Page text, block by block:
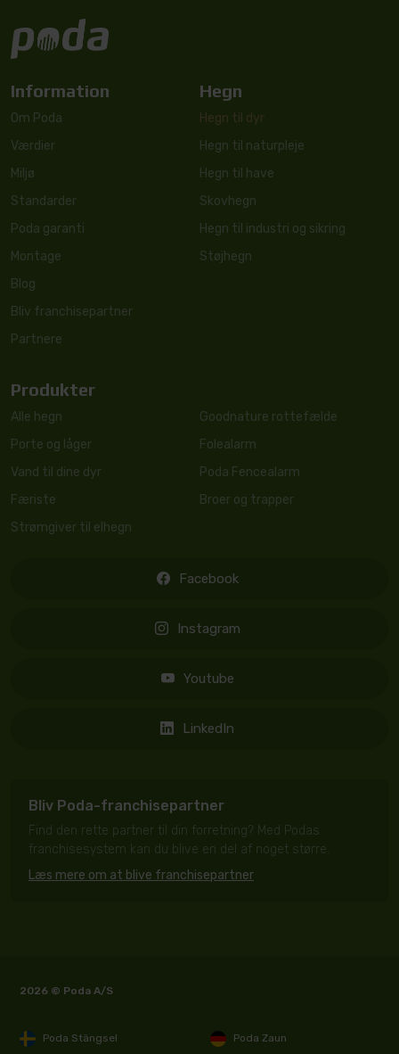
Information
Om Poda
Værdier
Miljø
Standarder
Poda garanti
Montage
Blog
Bliv franchisepartner
Partnere
Hegn
Hegn til dyr
Hegn til naturpleje
Hegn til have
Skovhegn
Hegn til industri og sikring
Støjhegn
Produkter
Alle hegn
Porte og låger
Vand til dine dyr
Færiste
Strømgiver til elhegn
Goodnature rottefælde
Folealarm
Poda Fencealarm
Broer og trapper
Facebook
Instagram
Youtube
LinkedIn
Bliv Poda-franchisepartner
Find den rette partner til din forretning? Med Podas
franchisesystem kan du blive en del af noget større.
Læs mere om at blive franchisepartner
2026 © Poda A/S
Poda Stängsel Poda Zaun